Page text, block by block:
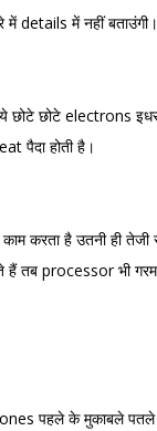
में details में नहीं बताउंगी।
छोटे छोटे electrons
पैदा होती है।
करता है उतनी ही
processor भी गरम
पहले के मुकाबले पतले